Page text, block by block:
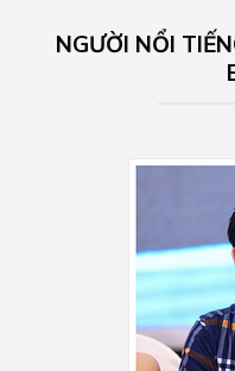
NGƯỜI NỔI